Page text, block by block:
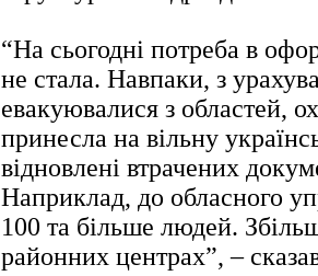
“На сьогодні потреба в
не стала. Навпаки, з
евакуювалися з областей,
принесла на вільну
відновлені втрачених
Наприклад, до обласного
100 та більше людей.
районних центрах”, –